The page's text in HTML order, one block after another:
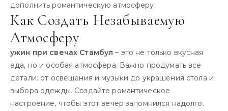
дополнить романтическую атмосферу.
Как Создать Незабываемую
Атмосферу
ужин при свечах Стамбул – это не только вкусная
еда, но и особая атмосфера. Важно продумать все
детали: от освещения и музыки до украшения стола и
выбора одежды. Создайте романтическое
настроение, чтобы этот вечер запомнился надолго.